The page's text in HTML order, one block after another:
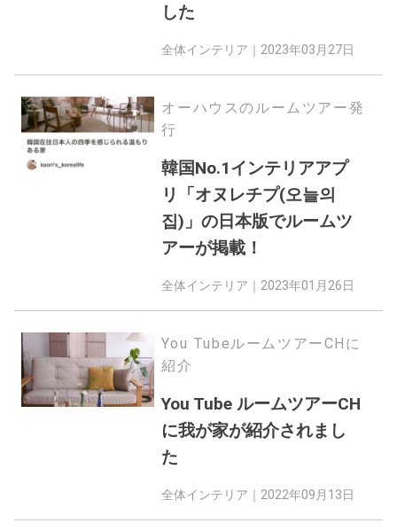
した
全体インテリア｜2023年03月27日
オーハウスのルームツアー発
行
韓国No.1インテリアアプ
リ「オヌレチプ(오늘의
집)」の日本版でルームツ
アーが掲載！
全体インテリア｜2023年01月26日
You TubeルームツアーCHに
紹介
You Tube ルームツアーCH
に我が家が紹介されまし
た
全体インテリア｜2022年09月13日